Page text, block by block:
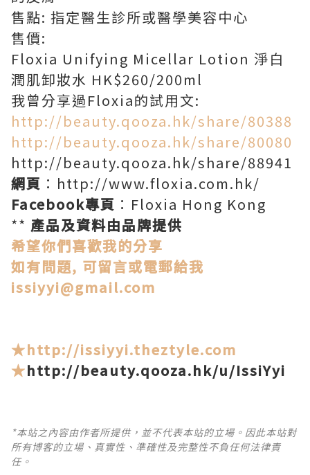
售點: 指定醫生診所或醫學美容中心
售價:
Floxia Unifying Micellar Lotion 淨白
潤肌卸妝水 HK$260/200ml
我曾分享過Floxia的試用文:
http://beauty.qooza.hk/share/80388
http://beauty.qooza.hk/share/80080
http://beauty.qooza.hk/share/88941
網頁 ：http://www.floxia.com.hk/
Facebook專頁 ：Floxia Hong Kong
** 產品及資料由品牌提供
希望你們喜歡我的分享
如有問題, 可留言或電郵給我
issiyyi@gmail.com
★http://issiyyi.theztyle.com
★http://beauty.qooza.hk/u/IssiYyi
*本站之內容由作者所提供，並不代表本站的立場。因此本站對
所有博客的立場、真實性、準確性及完整性不負任何法律責
任。